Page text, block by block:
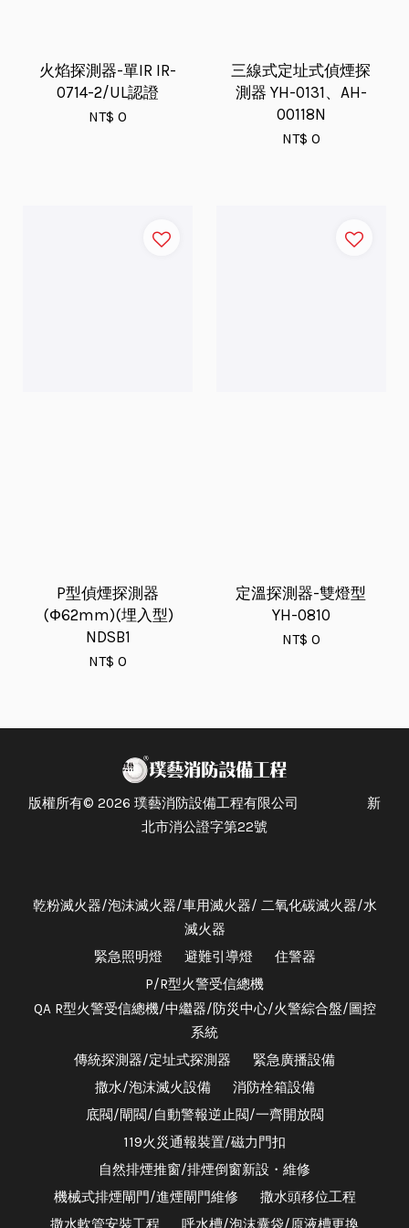
火焰探測器-單IR IR-
0714-2/UL認證
NT$ 0
三線式定址式偵煙探
測器 YH-0131、AH-
00118N
NT$ 0
P型偵煙探測器
(Ф62mm)(埋入型)
NDSB1
NT$ 0
定溫探測器-雙燈型
YH-0810
NT$ 0
版權所有© 2026 璞藝消防設備工程有限公司 新
北市消公證字第22號
乾粉滅火器/泡沫滅火器/車用滅火器/ 二氧化碳滅火器/水
滅火器
緊急照明燈
避難引導燈
住警器
P/R型火警受信總機
QA R型火警受信總機/中繼器/防災中心/火警綜合盤/圖控
系統
傳統探測器/定址式探測器
緊急廣播設備
撒水/泡沫滅火設備
消防栓箱設備
底閥/閘閥/自動警報逆止閥/一齊開放閥
119火災通報裝置/磁力門扣
自然排煙推窗/排煙倒窗新設・維修
機械式排煙閘門/進煙閘門維修
撒水頭移位工程
撒水軟管安裝工程
呼水槽/泡沫囊袋/原液槽更換